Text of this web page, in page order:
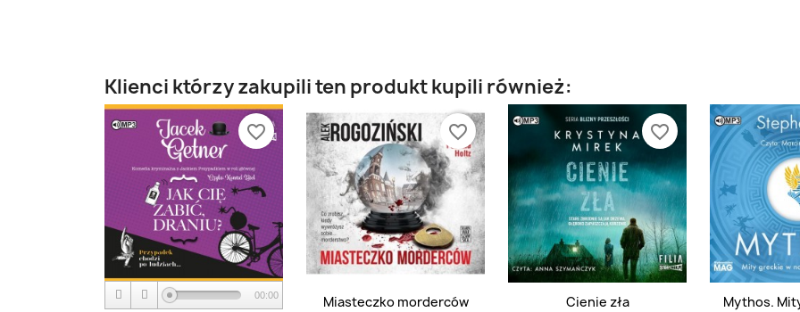
Klienci którzy zakupili ten produkt kupili również:
00:00
favorite_border
Miasteczko morderców
favorite_border
Cienie zła
favorite_border
Mythos.